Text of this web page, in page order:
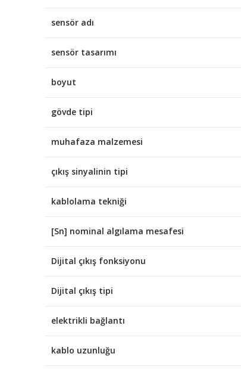
sensör adı
sensör tasarımı
boyut
gövde tipi
muhafaza malzemesi
çıkış sinyalinin tipi
kablolama tekniği
[Sn] nominal algılama mesafesi
Dijital çıkış fonksiyonu
Dijital çıkış tipi
elektrikli bağlantı
kablo uzunluğu